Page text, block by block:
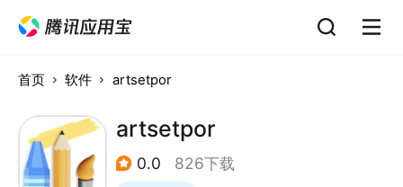
首页 软件 artsetpor
artsetpor
0.0 826下载